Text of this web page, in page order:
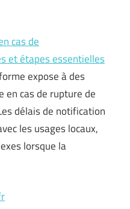
cas de
et étapes essentielles
expose à des
en cas de rupture de
délais de notification
les usages locaux,
lorsque la